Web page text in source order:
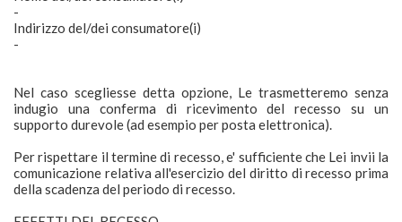
-
Indirizzo del/dei consumatore(i)
-
Nel caso scegliesse detta opzione, Le trasmetteremo senza
indugio una conferma di ricevimento del recesso su un
supporto durevole (ad esempio per posta elettronica).
Per rispettare il termine di recesso, e' sufficiente che Lei invii la
comunicazione relativa all'esercizio del diritto di recesso prima
della scadenza del periodo di recesso.